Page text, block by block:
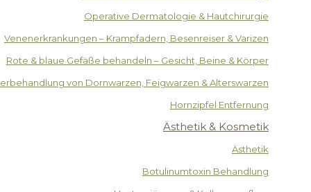
Operative Dermatologie & Hautchirurgie
Venenerkrankungen – Krampfadern, Besenreiser & Varizen
Rote & blaue Gefäße behandeln – Gesicht, Beine & Körper
von Dornwarzen, Feigwarzen & Alterswarzen
Hornzipfel Entfernung
Ästhetik & Kosmetik
Ästhetik
Botulinumtoxin Behandlung